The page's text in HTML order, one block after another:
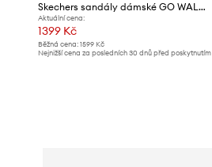
Skechers sandály dámské GO WALK FLEX
Aktuální cena:
1399 Kč
Běžná cena: 1599 Kč
Nejnižší cena za posledních 30 dnů před poskytnutím